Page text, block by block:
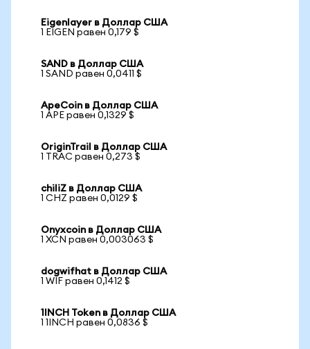
Eigenlayer в Доллар США
1 EIGEN равен 0,179 $
SAND в Доллар США
1 SAND равен 0,0411 $
ApeCoin в Доллар США
1 APE равен 0,1329 $
OriginTrail в Доллар США
1 TRAC равен 0,273 $
chiliZ в Доллар США
1 CHZ равен 0,0129 $
Onyxcoin в Доллар США
1 XCN равен 0,003063 $
dogwifhat в Доллар США
1 WIF равен 0,1412 $
1INCH Token в Доллар США
1 1INCH равен 0,0836 $